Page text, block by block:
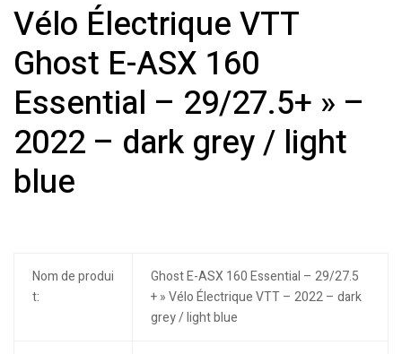
Vélo Électrique VTT
Ghost E-ASX 160
Essential – 29/27.5+ » –
2022 – dark grey / light
blue
Nom de produi
t:
Ghost E-ASX 160 Essential – 29/27.5
+ » Vélo Électrique VTT – 2022 – dark
grey / light blue